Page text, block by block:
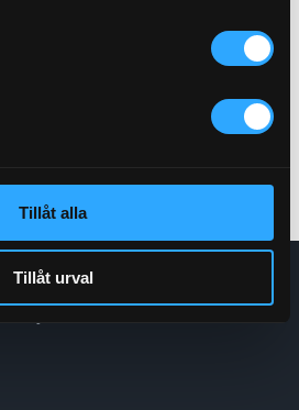
Tillåt alla
Tillåt urval